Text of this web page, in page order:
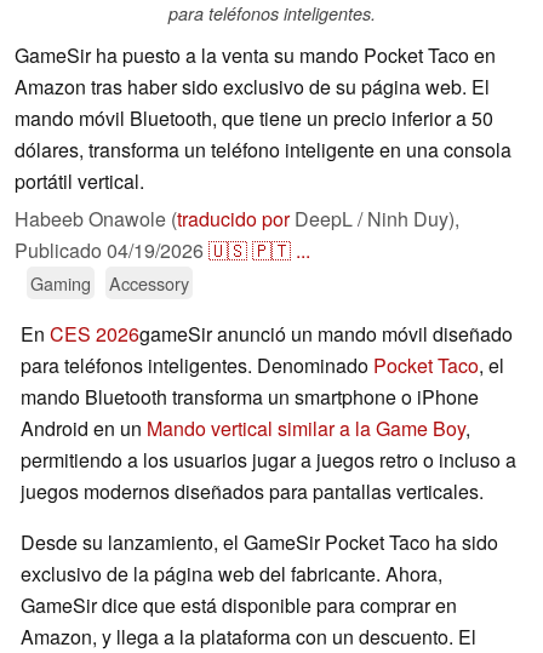
para teléfonos inteligentes.
GameSir ha puesto a la venta su mando Pocket Taco en
Amazon tras haber sido exclusivo de su página web. El
mando móvil Bluetooth, que tiene un precio inferior a 50
dólares, transforma un teléfono inteligente en una consola
portátil vertical.
Habeeb Onawole (traducido porDeepL / Ninh Duy),
Publicado 04/19/2026🇺🇸🇵🇹 ...
Gaming Accessory
En CES 2026gameSir anunció un mando móvil diseñado
para teléfonos inteligentes. Denominado Pocket Taco, el
mando Bluetooth transforma un smartphone o iPhone
Android en un Mando vertical similar a la Game Boy,
permitiendo a los usuarios jugar a juegos retro o incluso a
juegos modernos diseñados para pantallas verticales.
Desde su lanzamiento, el GameSir Pocket Taco ha sido
exclusivo de la página web del fabricante. Ahora,
GameSir dice que está disponible para comprar en
Amazon, y llega a la plataforma con un descuento. El